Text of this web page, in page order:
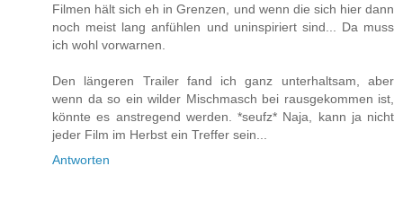
Filmen hält sich eh in Grenzen, und wenn die sich hier dann
noch meist lang anfühlen und uninspiriert sind... Da muss
ich wohl vorwarnen.
Den längeren Trailer fand ich ganz unterhaltsam, aber
wenn da so ein wilder Mischmasch bei rausgekommen ist,
könnte es anstregend werden. *seufz* Naja, kann ja nicht
jeder Film im Herbst ein Treffer sein...
Antworten